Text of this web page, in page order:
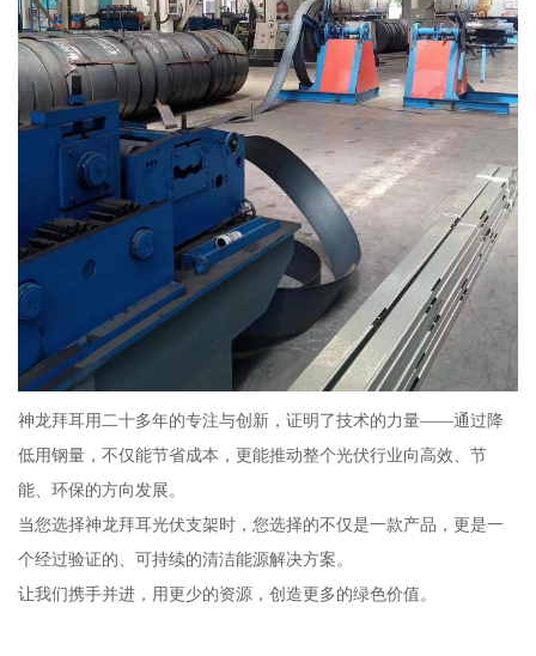
神龙拜耳用二十多年的专注与创新，证明了技术的力量——通过降
低用钢量，不仅能节省成本，更能推动整个光伏行业向高效、节
能、环保的方向发展。
当您选择神龙拜耳光伏支架时，您选择的不仅是一款产品，更是一
个经过验证的、可持续的清洁能源解决方案。
让我们携手并进，用更少的资源，创造更多的绿色价值。